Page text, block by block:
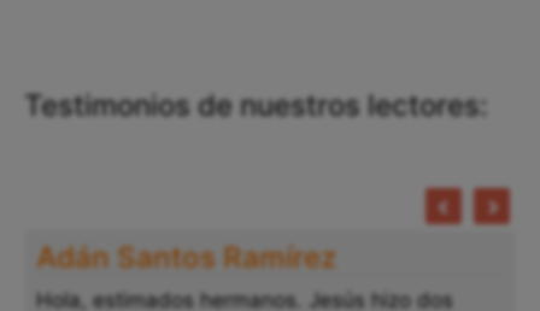
Testimonios de nuestros lectores:
Adán Santos Ramírez
Hola, estimados hermanos. Jesús hizo dos